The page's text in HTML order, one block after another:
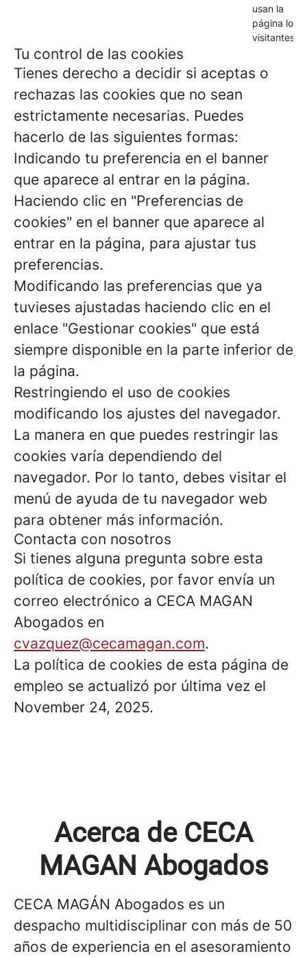
usan la
página los
visitantes.
Tu control de las cookies
Tienes derecho a decidir si aceptas o
rechazas las cookies que no sean
estrictamente necesarias. Puedes
hacerlo de las siguientes formas:
Indicando tu preferencia en el banner
que aparece al entrar en la página.
Haciendo clic en "Preferencias de
cookies" en el banner que aparece al
entrar en la página, para ajustar tus
preferencias.
Modificando las preferencias que ya
tuvieses ajustadas haciendo clic en el
enlace "Gestionar cookies" que está
siempre disponible en la parte inferior de
la página.
Restringiendo el uso de cookies
modificando los ajustes del navegador.
La manera en que puedes restringir las
cookies varía dependiendo del
navegador. Por lo tanto, debes visitar el
menú de ayuda de tu navegador web
para obtener más información.
Contacta con nosotros
Si tienes alguna pregunta sobre esta
política de cookies, por favor envía un
correo electrónico a CECA MAGAN
Abogados en
cvazquez@cecamagan.com.
La política de cookies de esta página de
empleo se actualizó por última vez el
November 24, 2025.
Acerca de CECA
MAGAN Abogados
CECA MAGÁN Abogados es un
despacho multidisciplinar con más de 50
años de experiencia en el asesoramiento